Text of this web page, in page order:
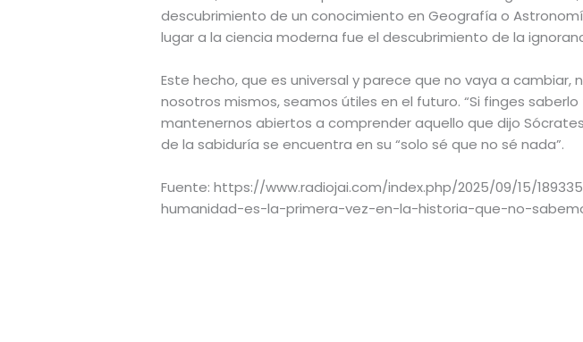
descubrimiento de un conocimiento en Geografía o
lugar a la ciencia moderna fue el descubrimiento de la
Este hecho, que es universal y parece que no vaya a
nosotros mismos, seamos útiles en el futuro. “Si finges
mantenernos abiertos a comprender aquello que dijo
de la sabiduría se encuentra en su “solo sé que no sé nada”.
Fuente: https://www.radiojai.com/index.php/2025/09/15/
humanidad-es-la-primera-vez-en-la-historia-que-no-